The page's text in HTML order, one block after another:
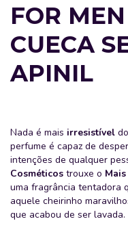
FOR
CUECA
APINIL
Nada é mais irresistível
perfume é capaz de
intenções de qualquer
Cosméticos trouxe o
uma fragrância tentadora
aquele cheirinho
que acabou de ser lavada.